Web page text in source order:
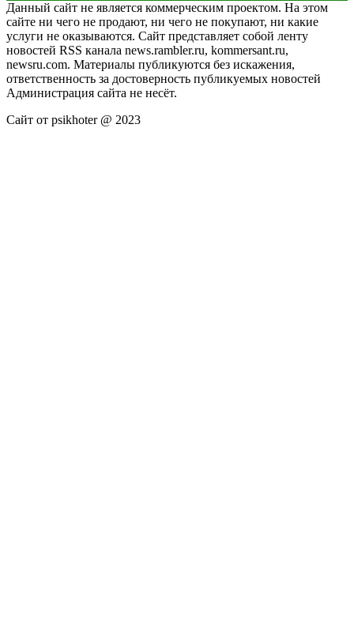
Данный сайт не является коммерческим проектом. На этом
сайте ни чего не продают, ни чего не покупают, ни какие
услуги не оказываются. Сайт представляет собой ленту
новостей RSS канала news.rambler.ru, kommersant.ru,
newsru.com. Материалы публикуются без искажения,
ответственность за достоверность публикуемых новостей
Администрация сайта не несёт.
Сайт от psikhoter @ 2023